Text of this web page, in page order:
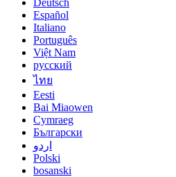
Deutsch
Español
Italiano
Português
Việt Nam
русский
ไทย
Eesti
Bai Miaowen
Cymraeg
Български
اردو
Polski
bosanski